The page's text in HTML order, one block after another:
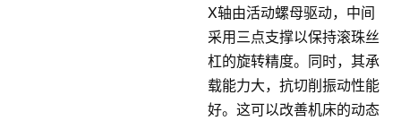
X轴由活动螺母驱动，中间
采用三点支撑以保持滚珠丝
杠的旋转精度。同时，其承
载能力大，抗切削振动性能
好。这可以改善机床的动态